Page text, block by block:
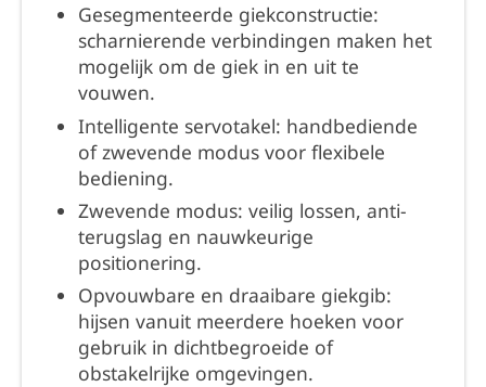
Gesegmenteerde giekconstructie:
scharnierende verbindingen maken het
mogelijk om de giek in en uit te
vouwen.
Intelligente servotakel: handbediende
of zwevende modus voor flexibele
bediening.
Zwevende modus: veilig lossen, anti-
terugslag en nauwkeurige
positionering.
Opvouwbare en draaibare giekgib:
hijsen vanuit meerdere hoeken voor
gebruik in dichtbegroeide of
obstakelrijke omgevingen.